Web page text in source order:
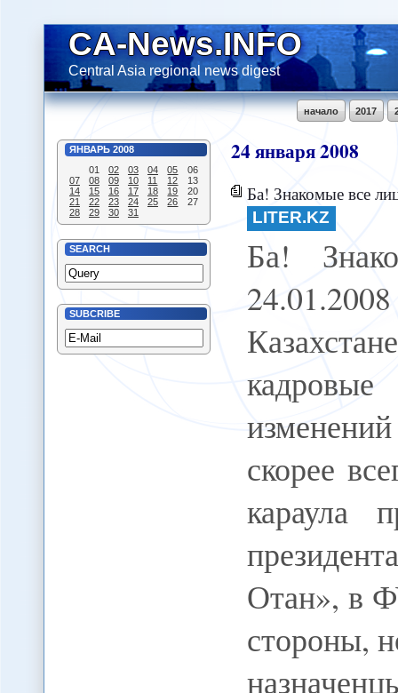
CA-News.INFO
Central Asia regional news digest
2017
начало
ЯНВАРЬ 2008
01
02 03 04 05
06
07
08 09 10 11 12
13
14
15 16 17 18 19
20
21
22 23 24 25 26
27
28
29 30 31
SEARCH
SUBCRIBE
24января2008
Ба! Знакомые все
LITER.KZ
Ба!
скорее
караула
Отан», в
стороны,